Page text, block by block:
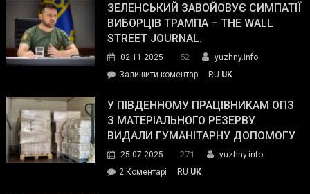
ЗЕЛЕНСЬКИЙ ЗАВОЙОВУЄ СИМПАТІЇ
ВИБОРЦІВ ТРАМПА – THE WALL
STREET JOURNAL.
02.11.2025 52
yuzhny.info
Залишити коментарon
завойовує
симпатії
виборців
The
RU UK
У ПІВДЕННОМУ ПРАЦІВНИКАМ ОПЗ
З МАТЕРІАЛЬНОГО РЕЗЕРВУ
ВИДАЛИ ГУМАНІТАРНУ ДОПОМОГУ
25.07.2025 271
yuzhny.info
2 Коментарі
RU UK